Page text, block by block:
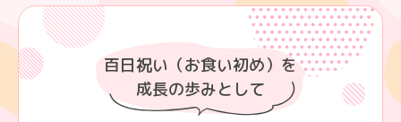
百日祝い（お食い初め）を
成長の歩みとして